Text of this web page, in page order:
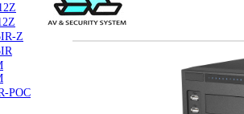
Z
POC